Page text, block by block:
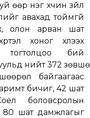
өөр нэг хүчин зүйл
авахад тоймгүй
олон арван шат
хоног хүлээх
тогтолцоо бий
нийт 372
байгаагаас
бичиг, 42 шат
боловсролын
80 шат дамжлагыг